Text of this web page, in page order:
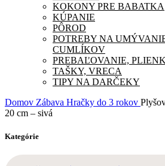
KOKONY PRE BABATKA
KÚPANIE
PÔROD
POTREBY NA
CUMLÍKOV
PREBAĽOVANIE,
TAŠKY, VRECA
TIPY NA DARČEKY
Domov Zábava Hračky do 3 rokov
20 cm – sivá
Kategórie